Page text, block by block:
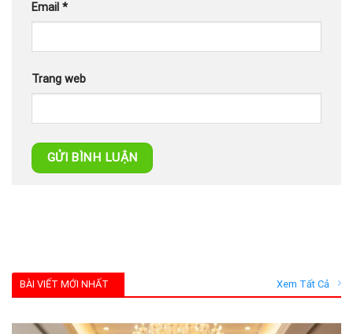
Email *
Trang web
BÀI VIẾT MỚI NHẤT Xem Tất Cả